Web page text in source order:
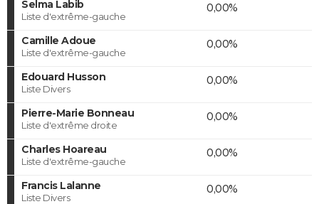
Selma Labib
Liste d'extrême-gauche
0,00%
Camille Adoue
Liste d'extrême-gauche
0,00%
Edouard Husson
Liste Divers
0,00%
Pierre-Marie Bonneau
Liste d'extrême droite
0,00%
Charles Hoareau
Liste d'extrême-gauche
0,00%
Francis Lalanne
Liste Divers
0,00%